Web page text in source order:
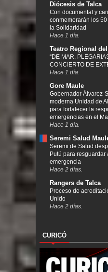
Diócesis de Talca
Con documental y
conmemorarán los
la Solidaridad
Hace 1 día.
Teatro Regional
“DE MAR,
CONCIERTO DE
Hace 1 día.
Gore Maule
Gobernador Álvarez-
moderna Unidad de
para fortalecer la
emergencias en el
Hace 1 día.
Seremi Salud
Seremi de Salud
Putú para
emergencia
Hace 2 días.
Rangers de Talca
Proceso de
Unido
Hace 2 días.
CURICÓ